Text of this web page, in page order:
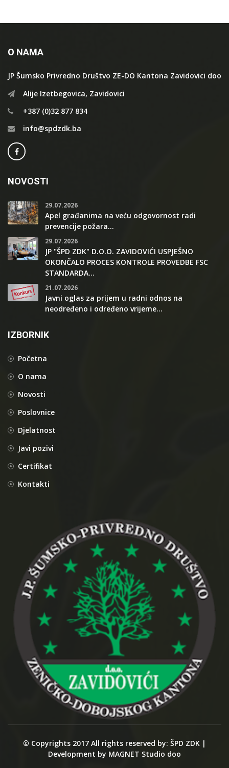
O NAMA
JP Šumsko Privredno Društvo ZE-DO Kantona Zavidovici doo
Alije Izetbegovica, Zavidovici
+387 (0)32 877 834
info@spdzdk.ba
NOVOSTI
29.07.2026
Apel građanima na veću odgovornost radi
prevencije požara...
29.07.2026
JP "ŠPD ZDK" D.O.O. ZAVIDOVIĆI USPJEŠNO
OKONČALO PROCES KONTROLE PROVEDBE FSC
STANDARDA...
21.07.2026
Javni oglas za prijem u radni odnos na
neodređeno i određeno vrijeme...
IZBORNIK
Početna
O nama
Novosti
Poslovnice
Djelatnost
Javi pozivi
Certifikat
Kontakti
© Copyrights 2017 All rights reserved by: ŠPD ZDK |
Development by MAGNET Studio doo